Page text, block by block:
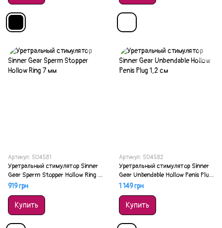
Артикул: SO4581
Уретральный стимулятор Sinner
Gear Sperm Stopper Hollow Ring 7
мм
919 грн
Купить
Артикул: SO4582
Уретральный стимулятор Sinner
Gear Unbendable Hollow Penis Plug
1,2 см
1 149 грн
Купить